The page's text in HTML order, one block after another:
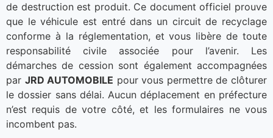
de destruction est produit. Ce document officiel prouve
que le véhicule est entré dans un circuit de recyclage
conforme à la réglementation, et vous libère de toute
responsabilité civile associée pour l’avenir. Les
démarches de cession sont également accompagnées
par JRD AUTOMOBILE pour vous permettre de clôturer
le dossier sans délai. Aucun déplacement en préfecture
n’est requis de votre côté, et les formulaires ne vous
incombent pas.